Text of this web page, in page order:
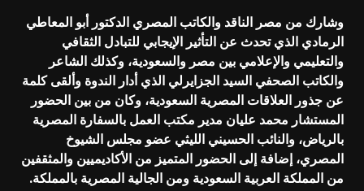
وشارك من مصر الناقد والكاتب المصري الدكتور أبو المعاطي
الرمادي الذي تحدث عن التأثير الإيجابي للتبادل الثقافي
والتعليمي والإعلامي بين مصر والسعودية، وكذلك الشاعر
والكاتب الصحفي السيد الجزايرلي الذي أدار الندوة وألقى كلمة
عن جذور العلاقات المصرية السعودية، وكان من بين الحضور
المستشار محمد عليان مدير مكتب العمل بالسفارة المصرية
بالرياض، والنائب الحسيني الليثي عضو مجلس الشيوخ
المصري، إضافة إلى الحضور المتميز من الأكاديميين والمثقفين
من المملكة العربية السعودية ومن الجالية المصرية بالمملكة.